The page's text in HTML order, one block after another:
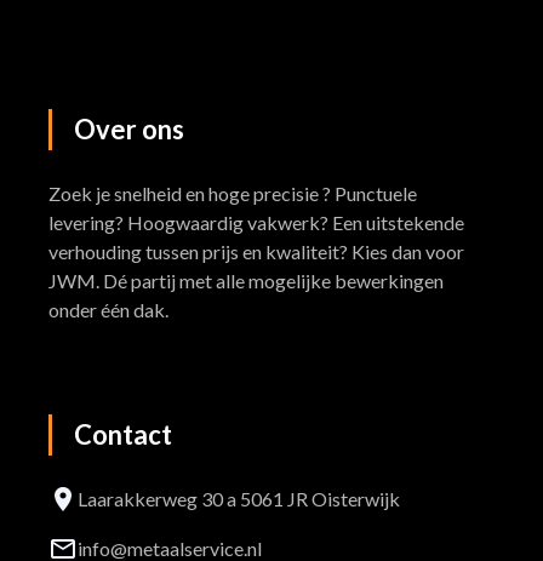
Overons
Zoek je snelheid en hoge precisie ? Punctuele
levering? Hoogwaardig vakwerk? Een uitstekende
verhouding tussen prijs en kwaliteit? Kies dan voor
JWM. Dé partij met alle mogelijke bewerkingen
onder één dak.
Contact
Laarakkerweg 30 a 5061 JR Oisterwijk
info@metaalservice.nl